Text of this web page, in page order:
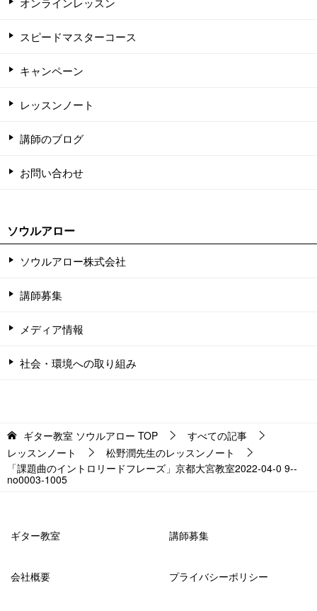
スピードマスターコース
キャンペーン
レッスンノート
講師のブログ
お問い合わせ
ソウルアロー
ソウルアロー株式会社
講師募集
メディア情報
社会・環境への取り組み
ギター教室 ソウルアロー TOP
すべての記事
レッスンノート
松野潤先生のレッスンノート
「課題曲のイントロリードフレーズ」京都大宮教室2022-04-0 9-­
no0003-­1005
ギター教室 講師募集
会社概要 プライバシーポリシー